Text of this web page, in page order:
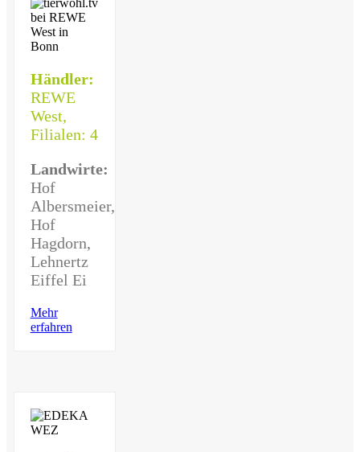
Händler:
REWE
West,
Filialen: 4
Landwirte:
Hof
Albersmeier,
Hof
Hagdorn,
Lehnertz
Eiffel Ei
Mehr
erfahren